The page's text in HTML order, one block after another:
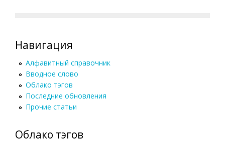
Навигация
Алфавитный справочник
Вводное слово
Облако тэгов
Последние обновления
Прочие статьи
Облако тэгов